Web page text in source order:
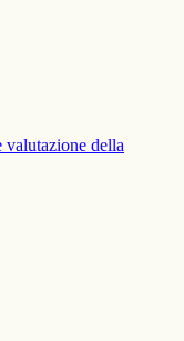
valutazione della